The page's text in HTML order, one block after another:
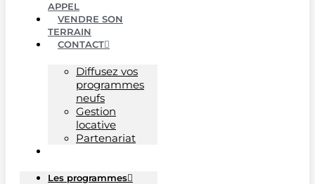
APPEL
VENDRE SON
TERRAIN
CONTACT
Diffusez vos
programmes
neufs
Gestion
locative
Partenariat
Les programmes